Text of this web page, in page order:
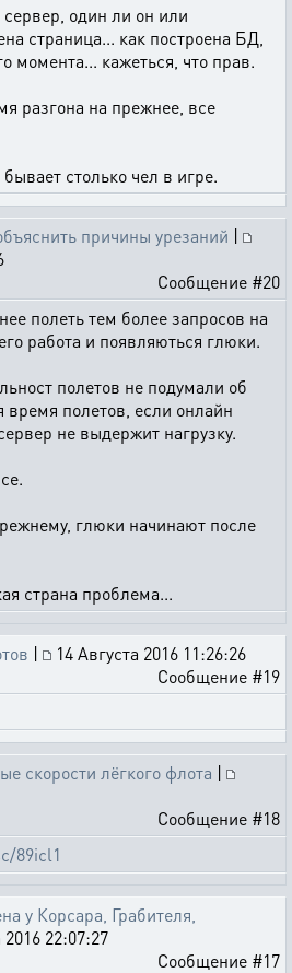
один ли он или
страница... как построена БД,
момента... кажеться, что прав.
разгона на прежнее, все
столько чел в игре.
причины урезаний |
Сообщение #20
полеть тем более запросов на
работа и появляються глюки.
полетов не подумали об
время полетов, если онлайн
не выдержит нагрузку.
глюки начинают после
страна проблема...
|
14 Августа 2016 11:26:26
Сообщение #19
скорости лёгкого флота |
Сообщение #18
89icl1
у Корсара, Грабителя,
2016 22:07:27
Сообщение #17